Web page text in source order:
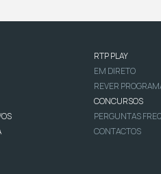
RTP PLAY
EM DIRETO
REVER
CONCURSOS
PERGUNTAS
CONTACTOS